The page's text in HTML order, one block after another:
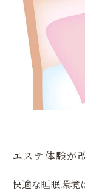
エステ体験が
快適な睡眠環境